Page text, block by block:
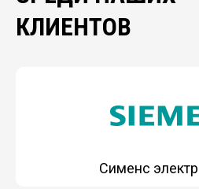
КЛИЕНТОВ
Сименс